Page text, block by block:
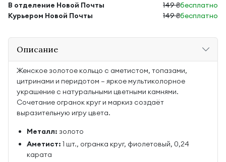
В отделение Новой Почты
149 ₴бесплатно
Курьером Новой Почты
149 ₴бесплатно
Описание
Женское золотое кольцо с аметистом, топазами,
цитринами и перидотом — яркое мультиколорное
украшение с натуральными цветными камнями.
Сочетание огранок круг и маркиз создаёт
выразительную игру цвета.
Металл: золото
Аметист: 1 шт., огранка круг, фиолетовый, 0,24
карата